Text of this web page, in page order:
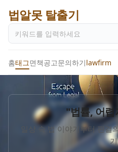
법알못 탈출기
홈태그면책공고문의하기lawfirm
"법률, 어
일상 속 법 이야기부터 판
기